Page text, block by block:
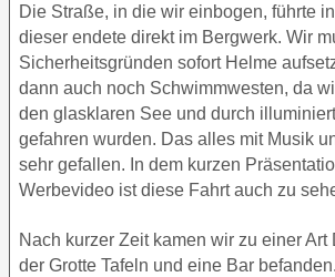
Die Straße, in die wir einbogen, führte
dieser endete direkt im Bergwerk. Wir
Sicherheitsgründen sofort Helme
dann auch noch Schwimmwesten, da
den glasklaren See und durch
gefahren wurden. Das alles mit Musik
sehr gefallen. In dem kurzen
Werbevideo ist diese Fahrt auch zu
Nach kurzer Zeit kamen wir zu einer Art
der Grotte Tafeln und eine Bar